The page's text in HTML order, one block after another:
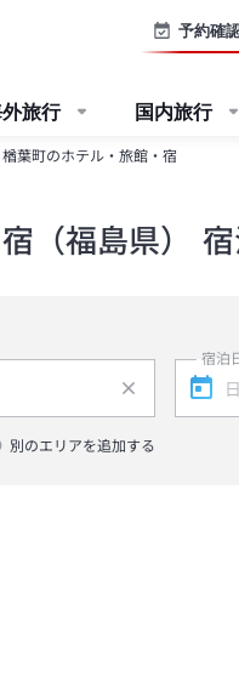
予約確
旅行 国内旅行
楢葉町のホテル・旅館・宿
（福島県）
別のエリアを追加する
宿泊